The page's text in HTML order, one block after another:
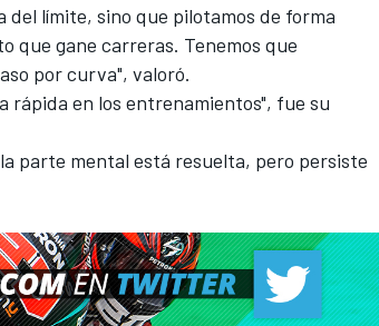
límite, sino que pilotamos de forma
que gane carreras. Tenemos que
por curva", valoró.
rápida en los entrenamientos", fue su
parte mental está resuelta, pero persiste